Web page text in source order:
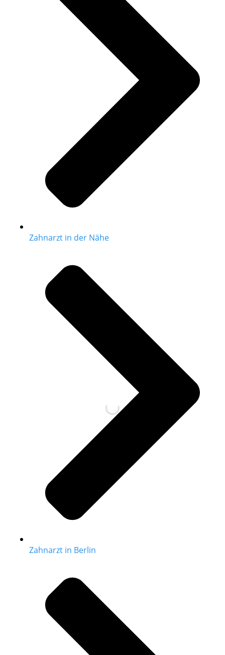
Zahnarzt in der Nähe
Zahnarzt in Berlin